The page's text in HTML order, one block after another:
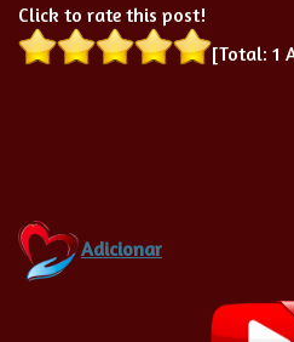
Click to rate this post!
[Total: 1
Adicionar